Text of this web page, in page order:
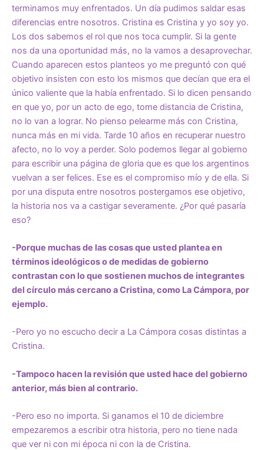
terminamos muy enfrentados. Un día pudimos saldar esas
diferencias entre nosotros. Cristina es Cristina y yo soy yo.
Los dos sabemos el rol que nos toca cumplir. Si la gente
nos da una oportunidad más, no la vamos a desaprovechar.
Cuando aparecen estos planteos yo me preguntó con qué
objetivo insisten con esto los mismos que decían que era el
único valiente que la había enfrentado. Si lo dicen pensando
en que yo, por un acto de ego, tome distancia de Cristina,
no lo van a lograr. No pienso pelearme más con Cristina,
nunca más en mi vida. Tarde 10 años en recuperar nuestro
afecto, no lo voy a perder. Solo podemos llegar al gobierno
para escribir una página de gloria que es que los argentinos
vuelvan a ser felices. Ese es el compromiso mío y de ella. Si
por una disputa entre nosotros postergamos ese objetivo,
la historia nos va a castigar severamente. ¿Por qué pasaría
eso?
-Porque muchas de las cosas que usted plantea en
términos ideológicos o de medidas de gobierno
contrastan con lo que sostienen muchos de integrantes
del círculo más cercano a Cristina, como La Cámpora, por
ejemplo.
-Pero yo no escucho decir a La Cámpora cosas distintas a
Cristina.
-Tampoco hacen la revisión que usted hace del gobierno
anterior, más bien al contrario.
-Pero eso no importa. Si ganamos el 10 de diciembre
empezaremos a escribir otra historia, pero no tiene nada
que ver ni con mi época ni con la de Cristina.